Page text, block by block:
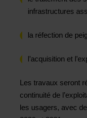
infrastructures
la réfection de
l’acquisition et
Les travaux seront
continuité de
les usagers, avec